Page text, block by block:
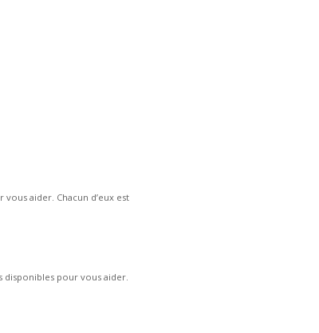
aider. Chacun d’eux est
disponibles pour vous aider.